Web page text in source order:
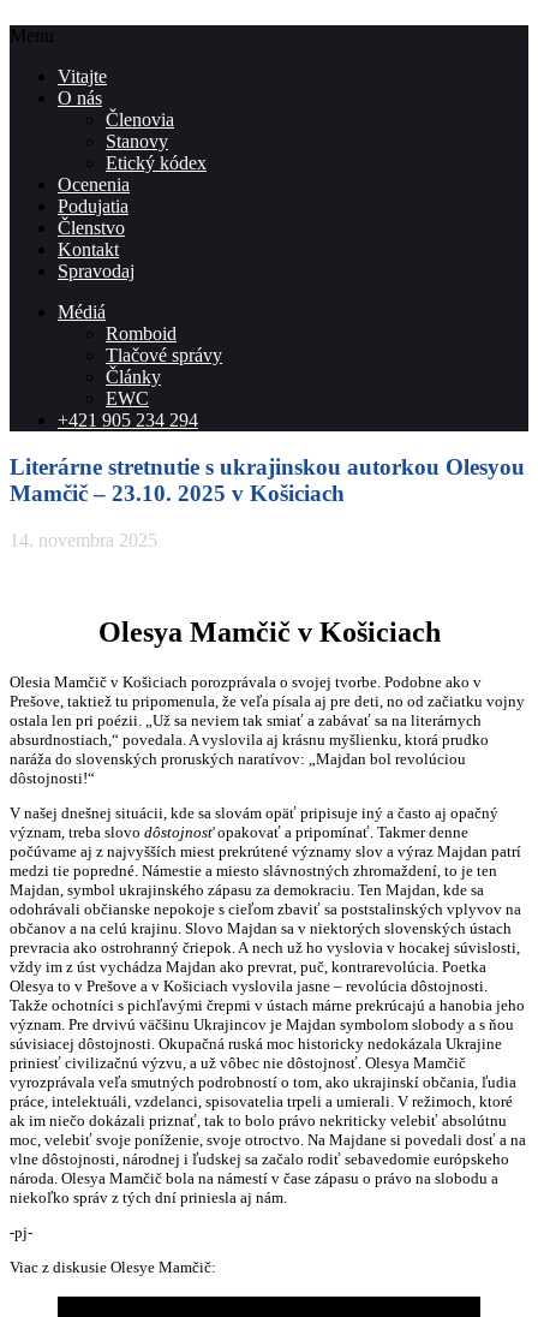
Menu
Vitajte
O nás
Členovia
Stanovy
Etický kódex
Ocenenia
Podujatia
Členstvo
Kontakt
Spravodaj
Médiá
Romboid
Tlačové správy
Články
EWC
+421 905 234 294
Literárne stretnutie s ukrajinskou autorkou Olesyou
Mamčič – 23.10. 2025 v Košiciach
14. novembra 2025
Olesya Mamčič v Košiciach
Olesia Mamčič v Košiciach porozprávala o svojej tvorbe. Podobne ako v
Prešove, taktiež tu pripomenula, že veľa písala aj pre deti, no od začiatku vojny
ostala len pri poézii. „Už sa neviem tak smiať a zabávať sa na literárnych
absurdnostiach,“ povedala. A vyslovila aj krásnu myšlienku, ktorá prudko
naráža do slovenských proruských naratívov: „Majdan bol revolúciou
dôstojnosti!“
V našej dnešnej situácii, kde sa slovám opäť pripisuje iný a často aj opačný
význam, treba slovo dôstojnosťopakovať a pripomínať. Takmer denne
počúvame aj z najvyšších miest prekrútené významy slov a výraz Majdan patrí
medzi tie popredné. Námestie a miesto slávnostných zhromaždení, to je ten
Majdan, symbol ukrajinského zápasu za demokraciu. Ten Majdan, kde sa
odohrávali občianske nepokoje s cieľom zbaviť sa poststalinských vplyvov na
občanov a na celú krajinu. Slovo Majdan sa v niektorých slovenských ústach
prevracia ako ostrohranný čriepok. A nech už ho vyslovia v hocakej súvislosti,
vždy im z úst vychádza Majdan ako prevrat, puč, kontrarevolúcia. Poetka
Olesya to v Prešove a v Košiciach vyslovila jasne – revolúcia dôstojnosti.
Takže ochotníci s pichľavými črepmi v ústach márne prekrúcajú a hanobia jeho
význam. Pre drvivú väčšinu Ukrajincov je Majdan symbolom slobody a s ňou
súvisiacej dôstojnosti. Okupačná ruská moc historicky nedokázala Ukrajine
priniesť civilizačnú výzvu, a už vôbec nie dôstojnosť. Olesya Mamčič
vyrozprávala veľa smutných podrobností o tom, ako ukrajinskí občania, ľudia
práce, intelektuáli, vzdelanci, spisovatelia trpeli a umierali. V režimoch, ktoré
ak im niečo dokázali priznať, tak to bolo právo nekriticky velebiť absolútnu
moc, velebiť svoje poníženie, svoje otroctvo. Na Majdane si povedali dosť a na
vlne dôstojnosti, národnej i ľudskej sa začalo rodiť sebavedomie európskeho
národa. Olesya Mamčič bola na námestí v čase zápasu o právo na slobodu a
niekoľko správ z tých dní priniesla aj nám.
-pj-
Viac z diskusie Olesye Mamčič: